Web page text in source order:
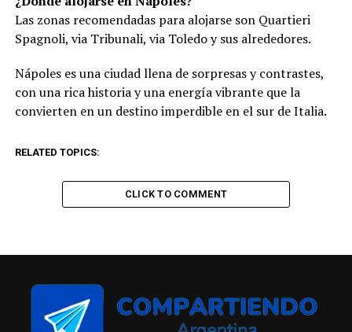
Las zonas recomendadas para alojarse son Quartieri
Spagnoli, via Tribunali, via Toledo y sus alrededores.
Nápoles es una ciudad llena de sorpresas y contrastes,
con una rica historia y una energía vibrante que la
convierten en un destino imperdible en el sur de Italia.
RELATED TOPICS:
CLICK TO COMMENT